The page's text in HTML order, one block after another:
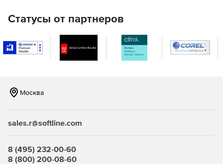
набором полезных опций конфигурации для
потребностей.
Отчеты могут быть экспортированы в различные
библиотеке документов SharePoint.
доступа с помощью меню «Избранное».
Статусы от партнеров
Москва
sales.r@softline.com
8 (495) 232-00-60
8 (800) 200-08-60